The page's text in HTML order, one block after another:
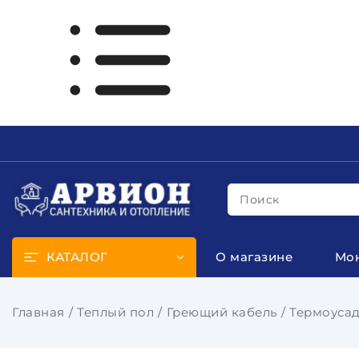
Поиск
КАТАЛОГ О магазине
Главная Теплый пол Греющий кабель